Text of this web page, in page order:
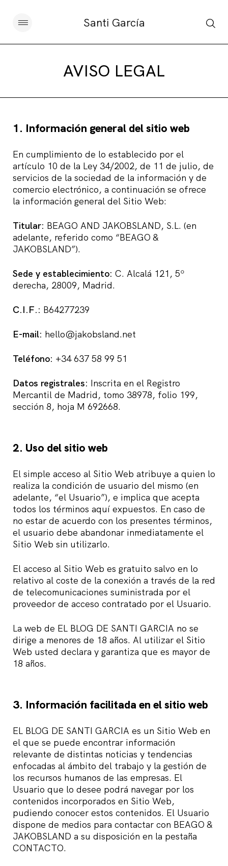
Santi García
Artículos
Charlas y conferencias
Libros
Sobre este blog
Contacto
AVISO LEGAL
1. Información general del sitio web
En cumplimiento de lo establecido por el
artículo 10 de la Ley 34/2002, de 11 de julio, de
servicios de la sociedad de la información y de
comercio electrónico, a continuación se ofrece
la información general del Sitio Web:
Titular: BEAGO AND JAKOBSLAND, S.L. (en
adelante, referido como “BEAGO &
JAKOBSLAND”).
Sede y establecimiento: C. Alcalá 121, 5º
derecha, 28009, Madrid.
C.I.F.: B64277239
E-mail: hello@jakobsland.net
Teléfono: +34 637 58 99 51
Datos registrales: Inscrita en el Registro
Mercantil de Madrid, tomo 38978, folio 199,
sección 8, hoja M 692668.
2. Uso del sitio web
El simple acceso al Sitio Web atribuye a quien lo
realiza la condición de usuario del mismo (en
adelante, “el Usuario”), e implica que acepta
todos los términos aquí expuestos. En caso de
no estar de acuerdo con los presentes términos,
el usuario debe abandonar inmediatamente el
Sitio Web sin utilizarlo.
El acceso al Sitio Web es gratuito salvo en lo
relativo al coste de la conexión a través de la red
de telecomunicaciones suministrada por el
proveedor de acceso contratado por el Usuario.
La web de EL BLOG DE SANTI GARCIA no se
dirige a menores de 18 años. Al utilizar el Sitio
Web usted declara y garantiza que es mayor de
18 años.
3. Información facilitada en el sitio web
EL BLOG DE SANTI GARCIA es un Sitio Web en
el que se puede encontrar información
relevante de distintas noticias y tendencias
enfocadas al ámbito del trabajo y la gestión de
los recursos humanos de las empresas. El
Usuario que lo desee podrá navegar por los
contenidos incorporados en Sitio Web,
pudiendo conocer estos contenidos. El Usuario
dispone de medios para contactar con BEAGO &
JAKOBSLAND a su disposición en la pestaña
CONTACTO.